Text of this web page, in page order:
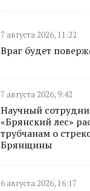
7 августа 2026, 11:22
Враг будет
7 августа 2026, 9:42
Научный
«Брянский лес»
трубчанам о
Брянщины
6 августа 2026, 16:17